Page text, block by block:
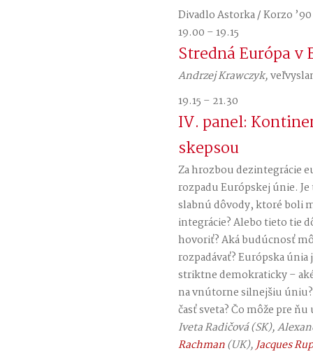
Divadlo Astorka / Korzo ’90
19.00 – 19.15
Stredná Európa v
Andrzej Krawczyk,
19.15 – 21.30
IV. panel:
skepsou
Za hrozbou dezintegrácie
rozpadu Európskej únie.
slabnú dôvody, ktoré boli
integrácie? Alebo tieto tie
hovoriť? Aká budúcnosť
rozpadávať? Európska
striktne demokraticky –
na vnútorne silnejšiu
časť sveta? Čo môže pre
Iveta Radičová (SK),
Rachman(UK),Jacques